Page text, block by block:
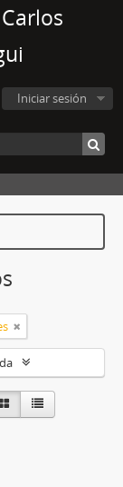
Iniciar sesión